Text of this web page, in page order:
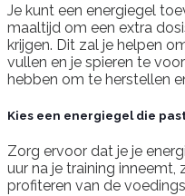
Je kunt een energiegel
maaltijd om een extra
krijgen. Dit zal je helpen
vullen en je spieren te
hebben om te herstellen
Kies een energiegel die
Zorg ervoor dat je je
uur na je training inneemt,
profiteren van de